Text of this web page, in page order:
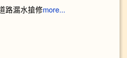
路漏水搶修more...